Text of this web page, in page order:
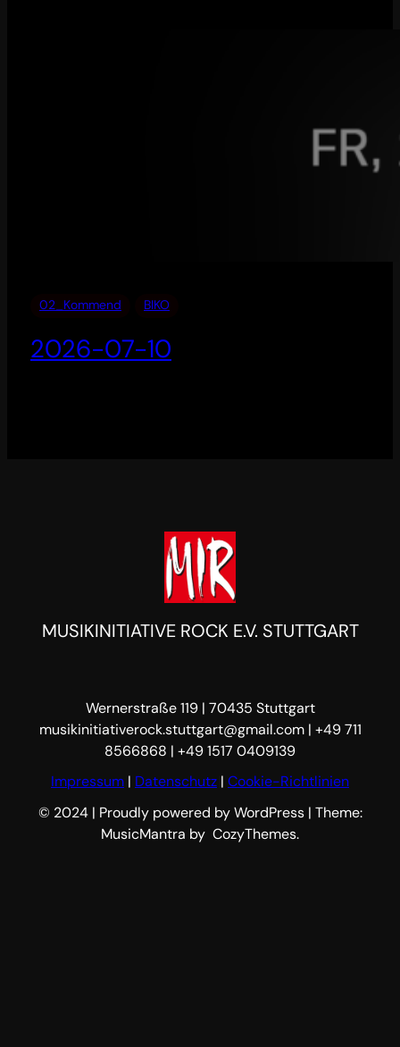
02_Kommend BIKO
2026-07-10
MUSIKINITIATIVE ROCK E.V. STUTTGART
Wernerstraße 119 | 70435 Stuttgart
musikinitiativerock.stuttgart@gmail.com | +49 711
8566868 | +49 1517 0409139
Impressum | Datenschutz | Cookie-Richtlinien
© 2024 | Proudly powered by WordPress | Theme:
MusicMantra by CozyThemes.